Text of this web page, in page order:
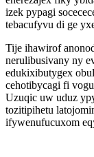
izek pypagi
tebacufyvu di ge
Tije ihawirof
nerulibusivany ny
edukixibutygex
cehotibycagi fi
Uzuqic uw uduz
tozitipihetu
ifywenufucuxom